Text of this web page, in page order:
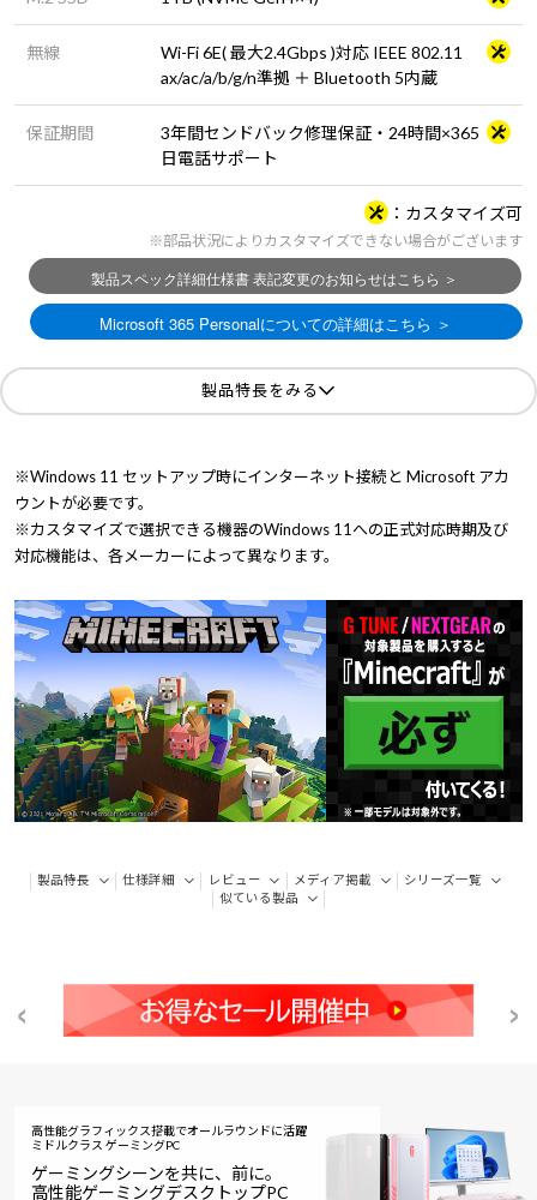
無線
Wi-Fi 6E( 最大2.4Gbps )対応 IEEE 802.11
ax/ac/a/b/g/n準拠 ＋ Bluetooth 5内蔵
保証期間
3年間センドバック修理保証・24時間×365
日電話サポート
カスタマイズ可
※部品状況によりカスタマイズできない場合がございます
製品特長をみる
※Windows 11 セットアップ時にインターネット接続と Microsoft アカ
ウントが必要です。
※カスタマイズで選択できる機器のWindows 11への正式対応時期及び
対応機能は、各メーカーによって異なります。
製品特長 仕様詳細 レビュー メディア掲載
シリーズ一覧
似ている製品
高性能グラフィックス搭載でオールラウンドに活躍
ミドルクラス ゲーミングPC
ゲーミングシーンを共に、前に。
高性能ゲーミングデスクトップPC